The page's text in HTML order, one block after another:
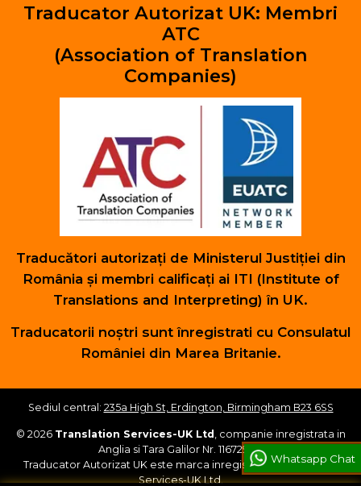
Traducator Autorizat UK: Membri
ATC
(Association of Translation
Companies)
Traducători autorizați de Ministerul Justiției din
România și membri calificați ai ITI (Institute of
Translations and Interpreting) în UK.
Traducatorii noștri sunt înregistrati cu Consulatul
României din Marea Britanie.
Sediul central: 235a High St, Erdington, Birmingham B23 6SS
© 2026 Translation Services-UK Ltd
, companie inregistrata in
Anglia si Tara Galilor Nr. 11672954.
Traducator Autorizat UK este marca inregistrata a Translation
Services-UK Ltd.
Whatsapp Chat